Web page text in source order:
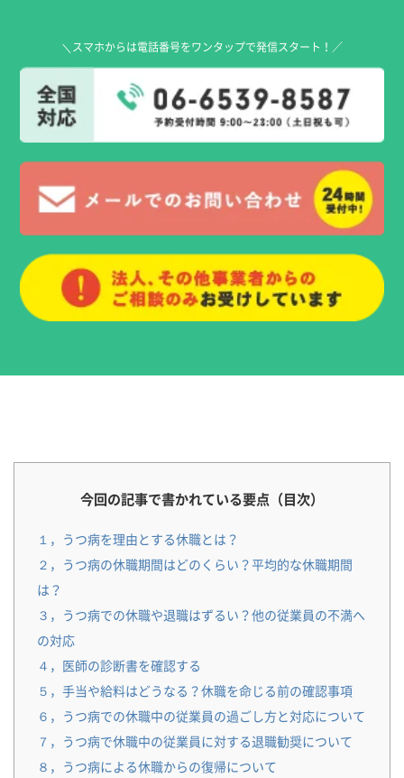
＼スマホからは電話番号をワンタップで発信スタート！／
今回の記事で書かれている要点（目次）
１，うつ病を理由とする休職とは？
２，うつ病の休職期間はどのくらい？平均的な休職期間
は？
３，うつ病での休職や退職はずるい？他の従業員の不満へ
の対応
４，医師の診断書を確認する
５，手当や給料はどうなる？休職を命じる前の確認事項
６，うつ病での休職中の従業員の過ごし方と対応について
７，うつ病で休職中の従業員に対する退職勧奨について
８，うつ病による休職からの復帰について